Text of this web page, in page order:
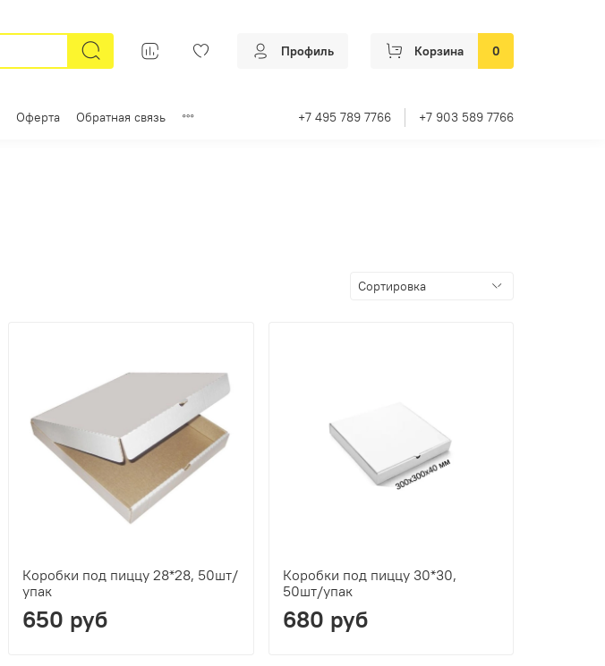
Профиль Корзина 0
Оферта Обратная связь +7 495 789 7766 +7 903 589 7766
Коробки под пиццу 28*28, 50шт/
упак
650 руб
Коробки под пиццу 30*30,
50шт/упак
680 руб